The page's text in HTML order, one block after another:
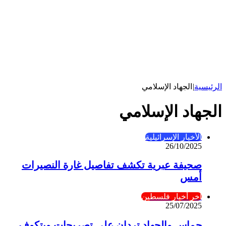
الرئيسية| الجهاد الإسلامي
الجهاد الإسلامي
الأخبار الإسرائيلية
26/10/2025
صحيفة عبرية تكشف تفاصيل غارة النصيرات
أمس
آخر أخبار فلسطين
25/07/2025